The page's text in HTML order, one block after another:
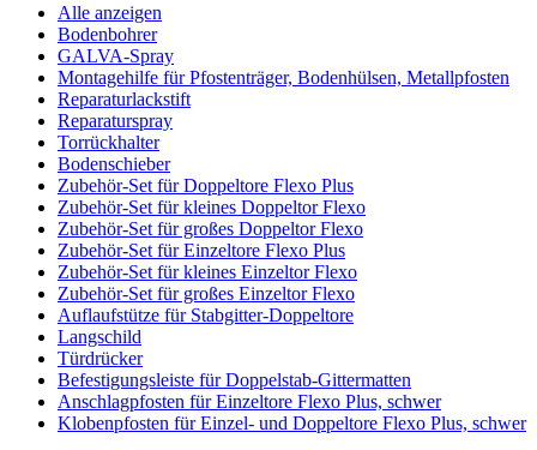
Alle anzeigen
Bodenbohrer
GALVA-Spray
Montagehilfe für Pfostenträger, Bodenhülsen, Metallpfosten
Reparaturlackstift
Reparaturspray
Torrückhalter
Bodenschieber
Zubehör-Set für Doppeltore Flexo Plus
Zubehör-Set für kleines Doppeltor Flexo
Zubehör-Set für großes Doppeltor Flexo
Zubehör-Set für Einzeltore Flexo Plus
Zubehör-Set für kleines Einzeltor Flexo
Zubehör-Set für großes Einzeltor Flexo
Auflaufstütze für Stabgitter-Doppeltore
Langschild
Türdrücker
Befestigungsleiste für Doppelstab-Gittermatten
Anschlagpfosten für Einzeltore Flexo Plus, schwer
Klobenpfosten für Einzel- und Doppeltore Flexo Plus, schwer